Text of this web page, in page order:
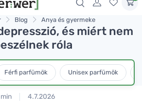
Blog Anya és gyermeke
és miért nem
róla
Férfi parfümök Unisex parfümök
min 4.7.2026